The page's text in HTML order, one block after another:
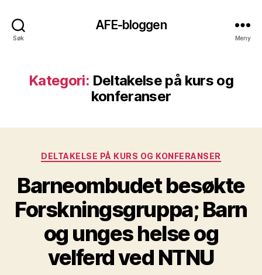
Søk
AFE-bloggen
Meny
Kategori: Deltakelse på kurs og
konferanser
Kategorier
DELTAKELSE PÅ KURS OG KONFERANSER
Barneombudet besøkte
Forskningsgruppa; Barn
og unges helse og
velferd ved NTNU